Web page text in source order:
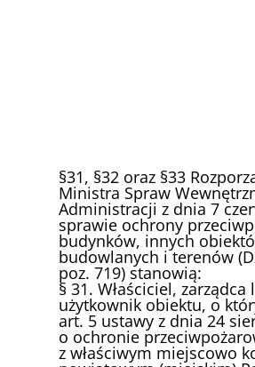
§31, §32 oraz §33
Ministra Spraw
Administracji z dnia 7
sprawie ochrony
budynków, innych
budowlanych i terenów
poz. 719) stanowią:
§ 31. Właściciel, zarządca
użytkownik obiektu, o
art. 5 ustawy z dnia 24
o ochronie
z właściwym miejscowo